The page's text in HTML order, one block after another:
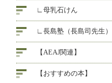
∟母乳石けん
∟長島塾（長島司先生）
【AEAJ関連】
【おすすめの本】